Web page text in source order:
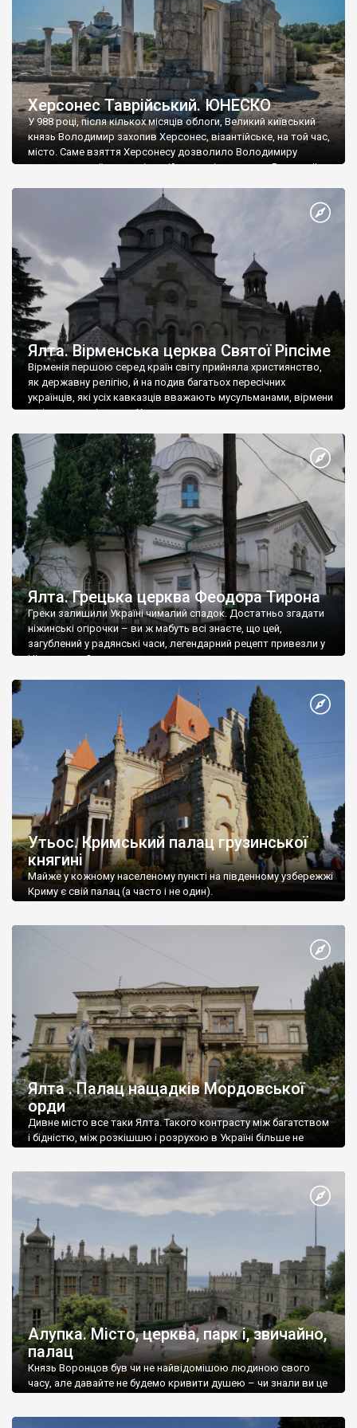
Херсонес Таврійський. ЮНЕСКО
У 988 році, після кількох місяців облоги, Великий київський
князь Володимир захопив Херсонес, візантійське, на той час,
місто. Саме взяття Херсонесу дозволило Володимиру
диктувати свої умови візантійському імператору Василю ІІ, та
Херсонесі Володимир-язичник, став Василем-християнином.
А потім було Хрещення Русі. На честь Херсонесу Таврійського
Ялта. Вірменська церква Святої Ріпсіме
Вірменія першою серед країн світу прийняла християнство,
як державну релігію, й на подив багатьох пересічних
українців, які усіх кавказців вважають мусульманами, вірмени
є відданими вірянами Христа
Ялта. Грецька церква Феодора Тирона
Греки залишили Україні чималий спадок. Достатньо згадати
ніжинські огірочки – ви ж мабуть всі знаєте, що цей,
загублений у радянські часи, легендарний рецепт привезли у
Ніжин греки?
Утьос. Кримський палац грузинської
княгині
Майже у кожному населеному пункті на південному узбережжі
Криму є свій палац (а часто і не один).
Ялта . Палац нащадків Мордовської
орди
Дивне місто все таки Ялта. Такого контрасту між багатством
і бідністю, між розкішшю і розрухою в Україні більше не
Алупка. Місто, церква, парк і, звичайно,
палац
Князь Воронцов був чи не найвідомішою людиною свого
часу, але давайте не будемо кривити душею – чи знали ви це